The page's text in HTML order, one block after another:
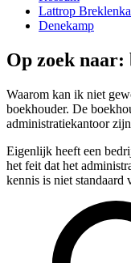
Lattrop
Denekamp
Op zoek
Waarom kan ik niet
boekhouder. De
administratiekantoor
Eigenlijk heeft een
het feit dat het
kennis is niet standaard